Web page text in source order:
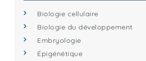
Biologie cellulaire
Biologie du développement
Embryologie
Épigénétique